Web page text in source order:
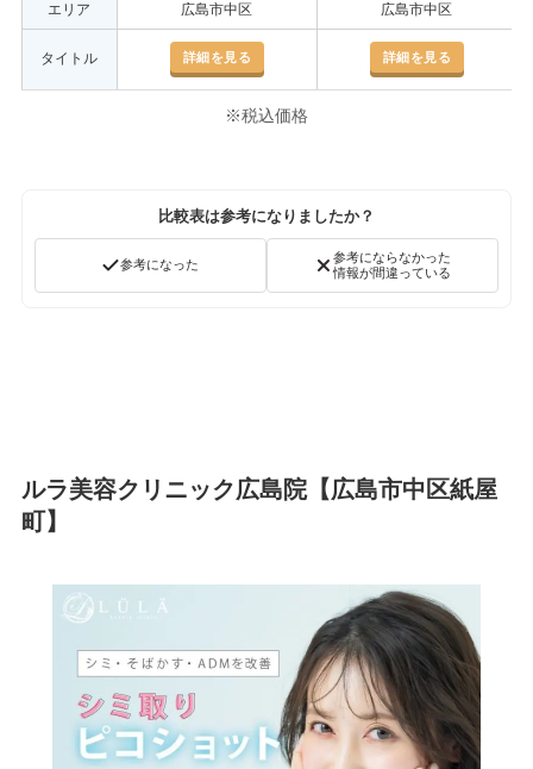
エリア 広島市中区 広島市中区
タイトル 詳細を見る 詳細を見る
※税込価格
比較表は参考になりましたか？
参考になった
参考にならなかった
情報が間違っている
ルラ美容クリニック広島院【広島市中区紙屋
町】